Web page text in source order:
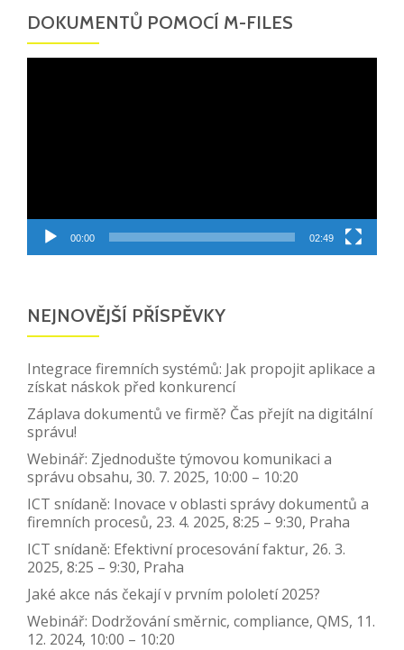
DOKUMENTŮ POMOCÍ M-FILES
00:00 02:49
NEJNOVĚJŠÍ PŘÍSPĚVKY
Integrace firemních systémů: Jak propojit aplikace a
získat náskok před konkurencí
Záplava dokumentů ve firmě? Čas přejít na digitální
správu!
Webinář: Zjednodušte týmovou komunikaci a
správu obsahu, 30. 7. 2025, 10:00 – 10:20
ICT snídaně: Inovace v oblasti správy dokumentů a
firemních procesů, 23. 4. 2025, 8:25 – 9:30, Praha
ICT snídaně: Efektivní procesování faktur, 26. 3.
2025, 8:25 – 9:30, Praha
Jaké akce nás čekají v prvním pololetí 2025?
Webinář: Dodržování směrnic, compliance, QMS, 11.
12. 2024, 10:00 – 10:20